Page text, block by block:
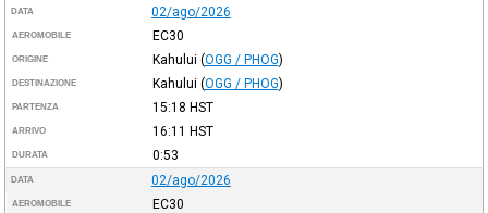
DATA 02/ago/2026
AEROMOBILE EC30
ORIGINE Kahului (OGG / PHOG)
DESTINAZIONE Kahului (OGG / PHOG)
PARTENZA 15:18 HST
ARRIVO 16:11 HST
DURATA 0:53
DATA 02/ago/2026
AEROMOBILE EC30